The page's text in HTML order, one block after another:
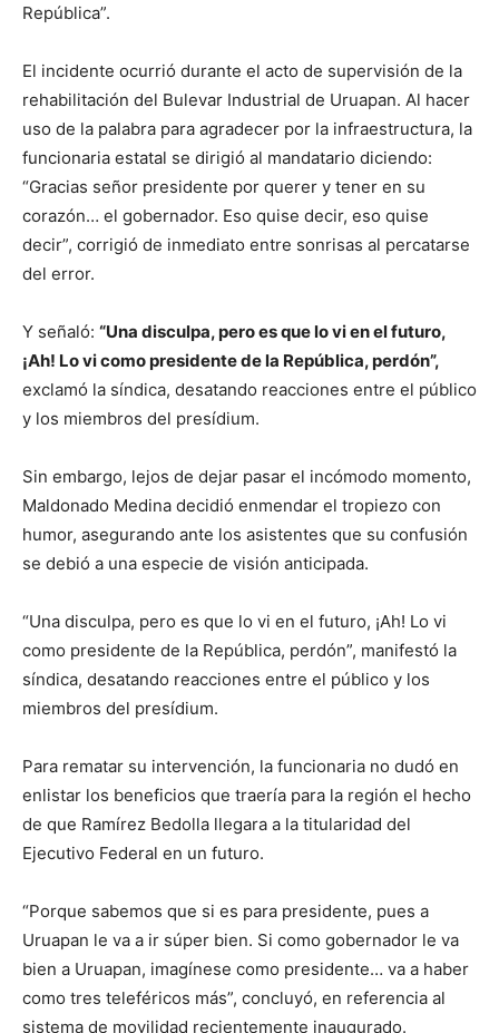
República”.
El incidente ocurrió durante el acto de supervisión de la
rehabilitación del Bulevar Industrial de Uruapan. Al hacer
uso de la palabra para agradecer por la infraestructura, la
funcionaria estatal se dirigió al mandatario diciendo:
“Gracias señor presidente por querer y tener en su
corazón… el gobernador. Eso quise decir, eso quise
decir”, corrigió de inmediato entre sonrisas al percatarse
del error.
Y señaló: “Una disculpa, pero es que lo vi en el futuro,
¡Ah! Lo vi como presidente de la República, perdón”,
exclamó la síndica, desatando reacciones entre el público
y los miembros del presídium.
Sin embargo, lejos de dejar pasar el incómodo momento,
Maldonado Medina decidió enmendar el tropiezo con
humor, asegurando ante los asistentes que su confusión
se debió a una especie de visión anticipada.
“Una disculpa, pero es que lo vi en el futuro, ¡Ah! Lo vi
como presidente de la República, perdón”, manifestó la
síndica, desatando reacciones entre el público y los
miembros del presídium.
Para rematar su intervención, la funcionaria no dudó en
enlistar los beneficios que traería para la región el hecho
de que Ramírez Bedolla llegara a la titularidad del
Ejecutivo Federal en un futuro.
“Porque sabemos que si es para presidente, pues a
Uruapan le va a ir súper bien. Si como gobernador le va
bien a Uruapan, imagínese como presidente… va a haber
como tres teleféricos más”, concluyó, en referencia al
sistema de movilidad recientemente inaugurado.